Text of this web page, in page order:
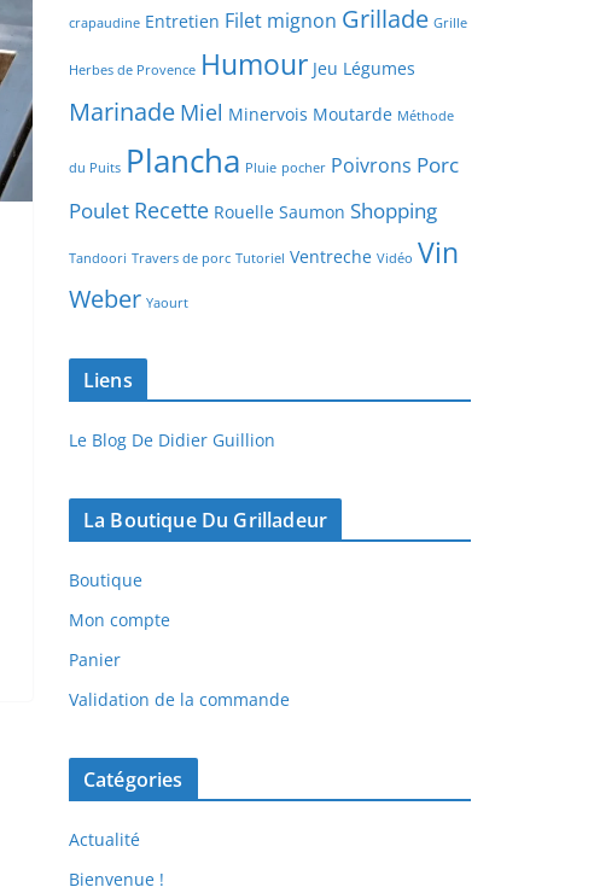
crapaudine Entretien Filet mignon Grillade Grille
Herbes de Provence Humour Jeu Légumes
Marinade Miel Minervois Moutarde Méthode
du Puits Plancha Pluie pocher Poivrons Porc
Poulet Recette Rouelle Saumon Shopping
Tandoori Travers de porc Tutoriel Ventreche Vidéo Vin
Weber Yaourt
Liens
Le Blog De Didier Guillion
La Boutique Du Grilladeur
Boutique
Mon compte
Panier
Validation de la commande
Catégories
Actualité
Bienvenue !